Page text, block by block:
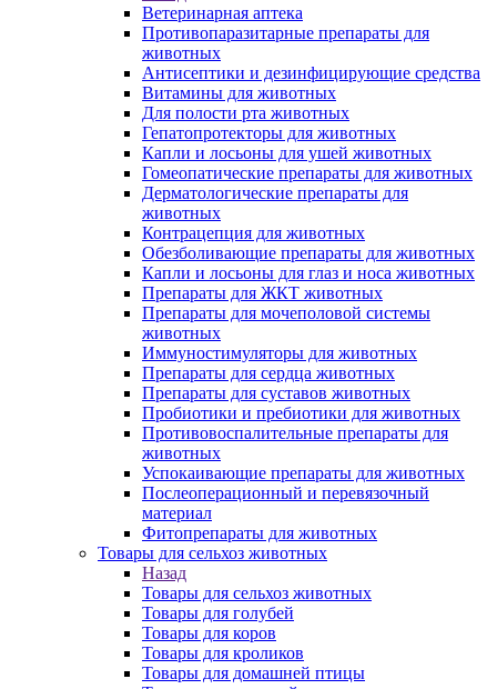
Ветеринарная аптека
Противопаразитарные препараты для
животных
Антисептики и дезинфицирующие средства
Витамины для животных
Для полости рта животных
Гепатопротекторы для животных
Капли и лосьоны для ушей животных
Гомеопатические препараты для животных
Дерматологические препараты для
животных
Контрацепция для животных
Обезболивающие препараты для животных
Капли и лосьоны для глаз и носа животных
Препараты для ЖКТ животных
Препараты для мочеполовой системы
животных
Иммуностимуляторы для животных
Препараты для сердца животных
Препараты для суставов животных
Пробиотики и пребиотики для животных
Противовоспалительные препараты для
животных
Успокаивающие препараты для животных
Послеоперационный и перевязочный
материал
Фитопрепараты для животных
Товары для сельхоз животных
Назад
Товары для сельхоз животных
Товары для голубей
Товары для коров
Товары для кроликов
Товары для домашней птицы